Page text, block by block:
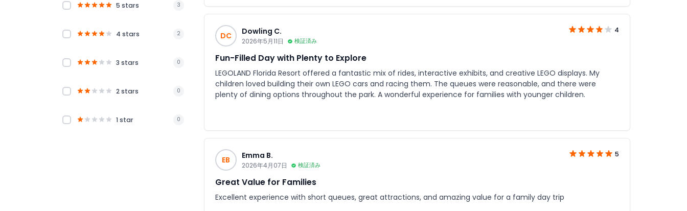
5 stars 3
4 stars 2
3 stars 0
2 stars 0
1 star 0
DC Dowling C.
2026年5月11日 検証済み
4
Fun-Filled Day with Plenty to Explore
LEGOLAND Florida Resort offered a fantastic mix of rides, interactive exhibits, and creative LEGO displays. My
children loved building their own LEGO cars and racing them. The queues were reasonable, and there were
plenty of dining options throughout the park. A wonderful experience for families with younger children.
EB Emma B.
2026年4月07日 検証済み
5
Great Value for Families
Excellent experience with short queues, great attractions, and amazing value for a family day trip